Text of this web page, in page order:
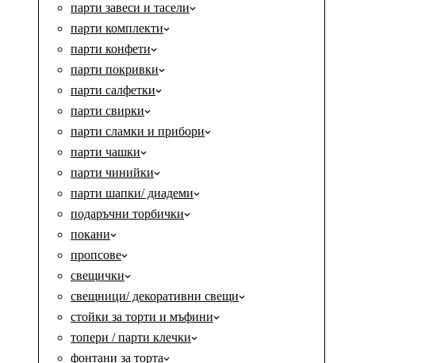
парти завеси и тасели
парти комплекти
парти конфети
парти покривки
парти салфетки
парти свирки
парти сламки и прибори
парти чашки
парти чинийки
парти шапки/ диадеми
подаръчни торбички
покани
пропсове
свещички
свещници/ декоративни свещи
стойки за торти и мъфини
топери / парти клечки
фонтани за торта